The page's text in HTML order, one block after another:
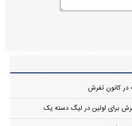
در کانون تفرش
برای اولین در لیگ دسته یک